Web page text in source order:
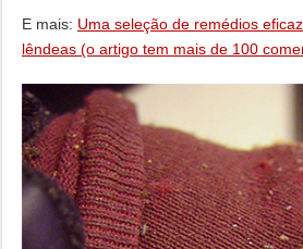
E mais: Uma seleção de remédios
lêndeas (o artigo tem mais de 100